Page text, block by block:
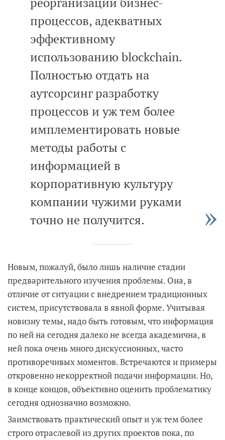
процессов, адекватных
эффективному
использованию blockchain.
Полностью отдать на
аутсорсинг разработку
процессов и уж тем более
имплементировать новые
методы работы с
информацией в
корпоративную культуру
компании чужими руками
точно не получится.
Новым, пожалуй, было лишь наличие стадии
предварительного изучения проблемы. Она, в
отличие от ситуации с внедрением традиционных
систем, присутствовала в явной форме. Учитывая
новизну темы, надо быть готовым, что информация
по ней на сегодня далеко не всегда академична, в
ней пока очень много дискуссионных, часто
противоречивых моментов. Встречаются и примеры
откровенно некорректной подачи информации. Но,
в конце концов, объективно оценить проблематику
сегодня однозначно возможно.
Заимствовать практический опыт и уж тем более
строго отраслевой из других проектов пока, по